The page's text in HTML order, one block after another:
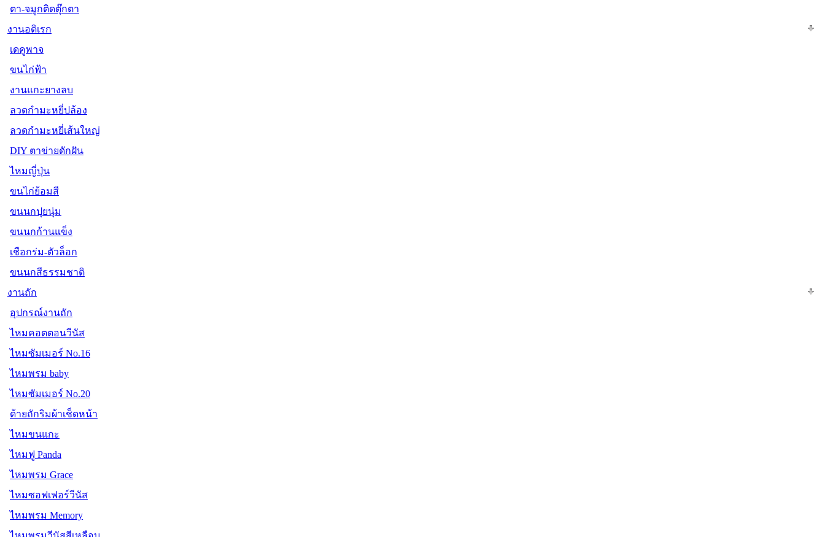
ตา-จมูกติดตุ๊กตา
งานอดิเรก
เดคูพาจ
ขนไก่ฟ้า
งานแกะยางลบ
ลวดกำมะหยี่ปล้อง
ลวดกำมะหยี่เส้นใหญ่
DIY ตาข่ายดักฝัน
ไหมญี่ปุ่น
ขนไก่ย้อมสี
ขนนกปุยนุ่ม
ขนนกก้านแข็ง
เชือกร่ม-ตัวล็อก
ขนนกสีธรรมชาติ
งานถัก
อุปกรณ์งานถัก
ไหมคอตตอนวีนัส
ไหมซัมเมอร์ No.16
ไหมพรม baby
ไหมซัมเมอร์ No.20
ด้ายถักริมผ้าเช็ดหน้า
ไหมขนแกะ
ไหมฟู Panda
ไหมพรม Grace
ไหมซอฟเฟอร์วีนัส
ไหมพรม Memory